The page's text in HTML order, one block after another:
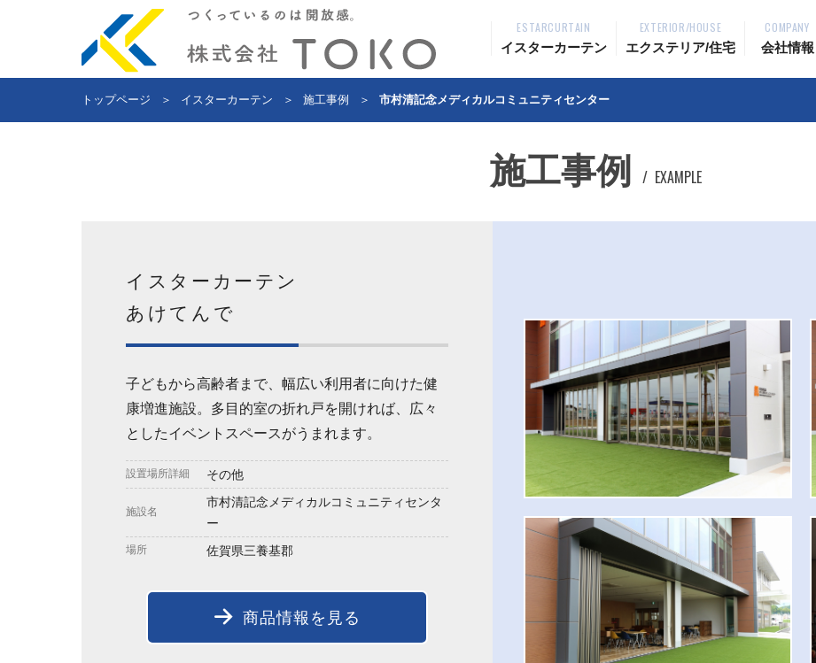
ESTARCURTAIN
イスターカーテン
EXTERIOR/HOUSE
エクステリア/住宅
COMPANY
会社情報
トップページ ＞ イスターカーテン ＞ 施工事例 ＞ 市村清記念メディカルコミュニティセンター
施工事例 EXAMPLE
イスターカーテン
あけてんで
子どもから高齢者まで、幅広い利用者に向けた健
康増進施設。多目的室の折れ戸を開ければ、広々
としたイベントスペースがうまれます。
設置場所詳細 その他
施設名
市村清記念メディカルコミュニティセンタ
ー
場所 佐賀県三養基郡
商品情報を見る